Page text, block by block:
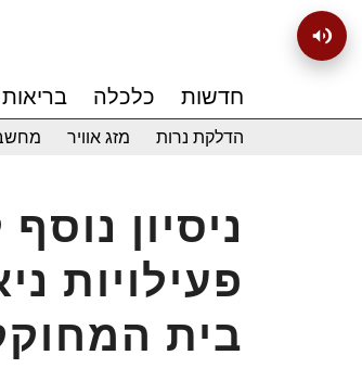
חדשות כלכלה בריאות
הדלקת נרות מזג אוויר
ניסיון
פעילויות
בית